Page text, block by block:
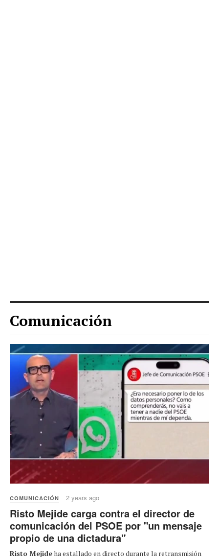
Comunicación
COMUNICACIÓN 2 years ago
Risto Mejide carga contra el director de
comunicación del PSOE por "un mensaje
propio de una dictadura"
Risto Mejideha estallado en directo durante la retransmisión